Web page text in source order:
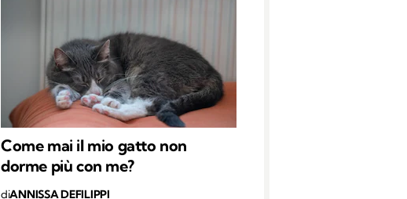
Come mai il mio gatto non
dorme più con me?
diANNISSA DEFILIPPI